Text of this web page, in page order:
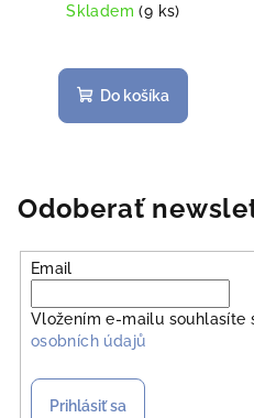
Skladem(9 ks)
Do košíka
Odoberať
Email
Vložením e-mailu souhlasíte
osobních údajů
Prihlásiť sa